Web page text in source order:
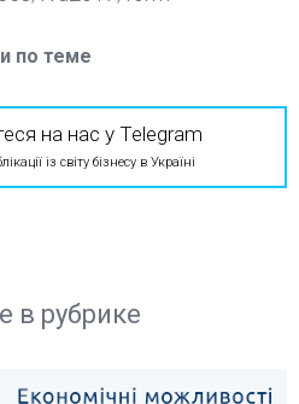
по теме
на нас у Telegram
із світу бізнесу в Україні
в рубрике